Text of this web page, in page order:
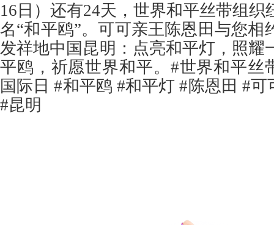
16日）还有24天，世界和平丝带组织
名“和平鸥”。可可亲王陈恩田与您相
发祥地中国昆明：点亮和平灯，照耀
平鸥，祈愿世界和平。#世界和平丝
国际日 #和平鸥 #和平灯 #陈恩田 #可
#昆明